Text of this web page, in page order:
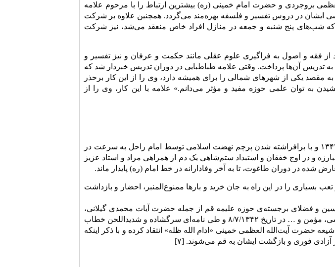
بروجردی و حضرت امام خمینی (ره) بیشترین ارتباط را با مرحوم علامه
سال از از انفاس قدسى ایشان در دروس تفسیر و فلسفه بهره‌مند مى‌گردد. همچنین علاوه بر شرکت
شب‌هاى پنج شنبه و جمعه در منازل افراد خاص منعقد مى‌شد، نیز شرکت
از فقه و اصول به فراگیرى علوم عقلى مانند حکمت و عرفان و نیز تفسیر و
تدریس آن‌ها پرداخت. وقتى علامه طباطبایى در دوران تدریس خبردار شد که
یکی از شهر‌های شمالی را برای همیشه دارد، وى را از این کار برحذر
به توان علمى حوزه مفید و مؤثر مى‌دانم.» علامه با این کار، وى را از
مرحوم آیت‌الله محمدی گیلانی از همان ۱۵ خرداد ۱۳۴۲ و با برافراشته شدن پرچم نهضت اسلامی توسط امام راحل به سرعت در
و در اوج خفقان و استبداد ستم‌شاهی یک دم از همراهی مراد و استاد عزیز
در دوران طاغوت، تا به آخر وفادارانه در خط امام (ره) پایدار ماند.
بسیاری را در این راه به جان خرید و بار‌ها ممنوع‌المنبر، احضار و بازداشت
از علماء، مدرسین و فضلای برجسته‌ی حوزه علیمه قم از جمله حضرت آیات محمدی گیلانی،
ربانی شیرازی، جنتی، خزعلی، مشکینی، ربانی املشی، مؤمن و … در تاریخ ۸/۷/۱۳۴۲ و طی نامه‌ای سرگشاده و شدید‌اللحن خطاب
حضرت آیت‌الله العظمی خمینی «ادام الله ظله» انتقاد کرده و با ذکر اینکه
آزادی فوری و بازگشت ایشان به قم می‌شوند. [۷]